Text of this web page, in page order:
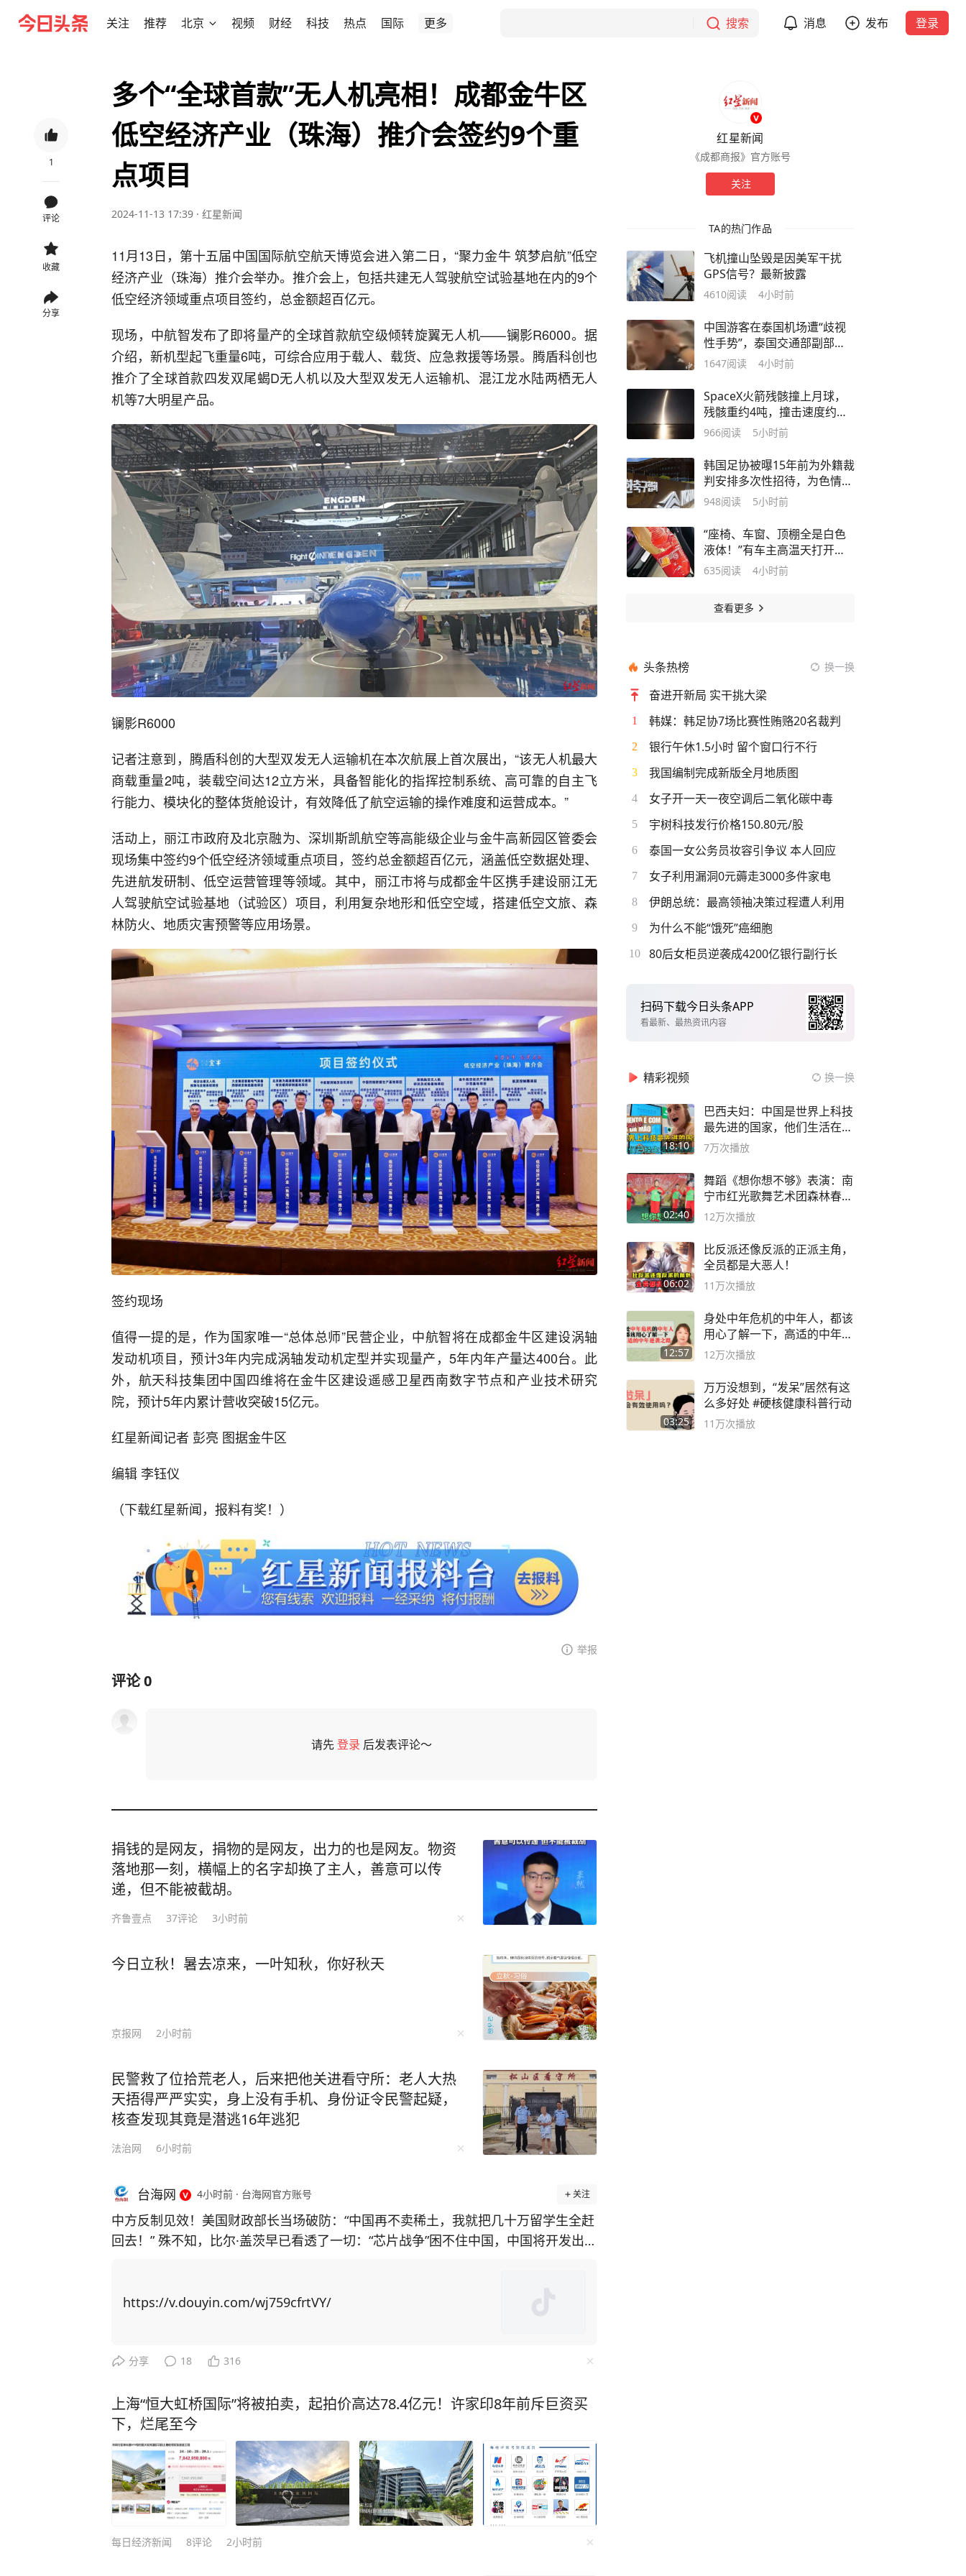
关注 推荐 北京 视频 财经 科技 热点 国际 更多 搜索 消息 发布 登录
1
评论
收藏
分享
多个“全球首款”无人机亮相！成都金牛区
低空经济产业（珠海）推介会签约9个重
点项目
2024-11-13 17:39 · 红星新闻
11月13日，第十五届中国国际航空航天博览会进入第二日，“聚力金牛 筑梦启航”低空
经济产业（珠海）推介会举办。推介会上，包括共建无人驾驶航空试验基地在内的9个
低空经济领域重点项目签约，总金额超百亿元。
现场，中航智发布了即将量产的全球首款航空级倾转旋翼无人机——镧影R6000。据
介绍，新机型起飞重量6吨，可综合应用于载人、载货、应急救援等场景。腾盾科创也
推介了全球首款四发双尾蝎D无人机以及大型双发无人运输机、混江龙水陆两栖无人
机等7大明星产品。
镧影R6000
记者注意到，腾盾科创的大型双发无人运输机在本次航展上首次展出，“该无人机最大
商载重量2吨，装载空间达12立方米，具备智能化的指挥控制系统、高可靠的自主飞
行能力、模块化的整体货舱设计，有效降低了航空运输的操作难度和运营成本。”
活动上，丽江市政府及北京融为、深圳斯凯航空等高能级企业与金牛高新园区管委会
现场集中签约9个低空经济领域重点项目，签约总金额超百亿元，涵盖低空数据处理、
先进航发研制、低空运营管理等领域。其中，丽江市将与成都金牛区携手建设丽江无
人驾驶航空试验基地（试验区）项目，利用复杂地形和低空空域，搭建低空文旅、森
林防火、地质灾害预警等应用场景。
签约现场
值得一提的是，作为国家唯一“总体总师”民营企业，中航智将在成都金牛区建设涡轴
发动机项目，预计3年内完成涡轴发动机定型并实现量产，5年内年产量达400台。此
外，航天科技集团中国四维将在金牛区建设遥感卫星西南数字节点和产业技术研究
院，预计5年内累计营收突破15亿元。
红星新闻记者 彭亮 图据金牛区
编辑 李钰仪
（下载红星新闻，报料有奖！）
举报
评论0
请先登录 后发表评论～
捐钱的是网友，捐物的是网友，出力的也是网友。物资
落地那一刻，横幅上的名字却换了主人，善意可以传
递，但不能被截胡。
齐鲁壹点 37评论 3小时前
今日立秋！暑去凉来，一叶知秋，你好秋天
京报网 2小时前
民警救了位拾荒老人，后来把他关进看守所：老人大热
天捂得严严实实，身上没有手机、身份证令民警起疑，
核查发现其竟是潜逃16年逃犯
法治网 6小时前
台海网 4小时前 · 台海网官方账号 关注
中方反制见效！美国财政部长当场破防：“中国再不卖稀土，我就把几十万留学生全赶
回去！” 殊不知，比尔·盖茨早已看透了一切：“芯片战争”困不住中国，中国将开发出自
博弈找筹码，居然把矛头指向了中国留学生身上！ 美国以中国留学生为筹码，施压中
更加激发中国的爆发力！ 举例，CNN主持人曾询问科技禁令是否 “以一种奇怪的方式
方面全速前进。” 面对美国芯片封锁，中国3年实现半导体设备国产化率从12%跃至3
5%；稀土加工产能占全球90%，一纸出口管制便让F-35战机生产线告急。而“一带一
路”合作、RCEP贸易圈扩容，更让中国在全球经济动荡中稳如磐石。 还有无人机碾
压：中国无人机成本只有美国的1%，珠海航展上展示的无人机航母、机器狗作战群，
让美军司令直呼“没法比”。 而我国如今之所以有这样的底气，就是因为有人才的支
撑！ 据悉，2024年中国高层次科技人才数量达32,511人，占全球的27.9%，位居全球
士”。比如李柘远——用自己的方式，为国家未来培养更多的“芯片大脑”。 李柘远成长
https://v.douyin.com/wj759cfrtVY/
分享 18 316
上海“恒大虹桥国际”将被拍卖，起拍价高达78.4亿元！许家印8年前斥巨资买
下，烂尾至今
每日经济新闻 8评论 2小时前
红星新闻
《成都商报》官方账号
关注
TA的热门作品
飞机撞山坠毁是因美军干扰
GPS信号？最新披露
4610阅读 4小时前
中国游客在泰国机场遭“歧视
性手势”，泰国交通部副部
长：不可接受，已责令全面调
律处分
1647阅读 4小时前
SpaceX火箭残骸撞上月球，
残骸重约4吨，撞击速度约为
每秒2.4公里，释放能量相当
966阅读 5小时前
韩国足协被曝15年前为外籍裁
判安排多次性招待，为色情招
待支付金额一度超百万韩元，
过，很难确定具体细节
948阅读 5小时前
“座椅、车窗、顶棚全是白色
液体！”有车主高温天打开车
门惊呆了：这东西怎么炸了？
635阅读 4小时前
查看更多
头条热榜 换一换
奋进开新局 实干挑大梁
1 韩媒：韩足协7场比赛性贿赂20名裁判
2 银行午休1.5小时 留个窗口行不行
3 我国编制完成新版全月地质图
4 女子开一天一夜空调后二氧化碳中毒
5 宇树科技发行价格150.80元/股
6 泰国一女公务员妆容引争议 本人回应
7 女子利用漏洞0元薅走3000多件家电
8 伊朗总统：最高领袖决策过程遭人利用
9 为什么不能“饿死”癌细胞
10 80后女柜员逆袭成4200亿银行副行长
扫码下载今日头条APP
看最新、最热资讯内容
精彩视频 换一换
18:10
巴西夫妇：中国是世界上科技
最先进的国家，他们生活在
2999年
7万次播放
02:40
舞蹈《想你想不够》表演：南
宁市红光歌舞艺术团森林春红
舞蹈队。
12万次播放
06:02
比反派还像反派的正派主角，
全员都是大恶人！
11万次播放
12:57
身处中年危机的中年人，都该
用心了解一下，高适的中年逆
袭之路
12万次播放
03:25
万万没想到，“发呆”居然有这
么多好处 #硬核健康科普行动
11万次播放